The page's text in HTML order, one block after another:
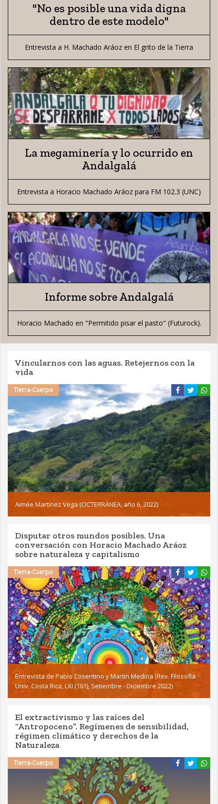
"No es posible una vida digna
dentro de este modelo"
Entrevista a H. Machado Aráoz en El grito de la Tierra
La megaminería y lo ocurrido en
Andalgalá
Entrevista a Horacio Machado Aráoz para FM 102.3 (UNC)
Informe sobre Andalgalá
Horacio Machado en "Permitido pisar el pasto" (Futurock).
Vincularnos con las aguas. Retejernos con la
vida
Tierra-Cuerpo
Aimée Martínez Vega (CICTERRÁNEA, año 6, 2022)
Disputar otros mundos posibles. Una
conversación con Horacio Machado Aráoz
sobre naturaleza y capitalismo
Tierra-Cuerpo
Entrevista de Pablo Cosentino y Martín Medina (Rev. Filosofía
Univ. Costa Rica, LXI (161), Setiembre - Diciembre 2022)
El extractivismo y las raíces del
“Antropoceno”. Regímenes de sensibilidad,
régimen climático y derechos de la
Naturaleza
Tierra-Cuerpo